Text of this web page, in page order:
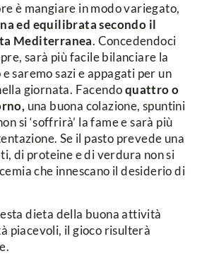
è mangiare in modo variegato,
ed equilibrata secondo il
Mediterranea. Concedendoci
sarà più facile bilanciare la
saremo sazi e appagati per un
giornata. Facendoquattro o
una buona colazione, spuntini
si ‘soffrirà’ la fame e sarà più
Se il pasto prevede una
di proteine e di verdura non si
che innescano il desiderio di
dieta della buona attività
piacevoli, il gioco risulterà